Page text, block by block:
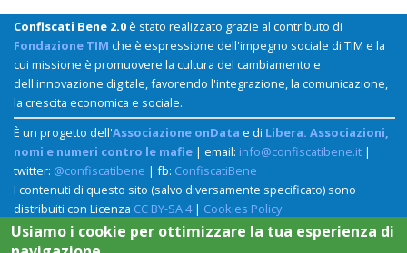
Confiscati Bene 2.0è stato realizzato grazie al contributo di
Fondazione TIM che è espressione dell'impegno sociale di TIM e la
cui missione è promuovere la cultura del cambiamento e
dell'innovazione digitale, favorendo l'integrazione, la comunicazione,
la crescita economica e sociale.
È un progetto dell'Associazione onData e di Libera. Associazioni,
nomi e numeri contro le mafie | email: info@confiscatibene.it |
twitter: @confiscatibene | fb: ConfiscatiBene
I contenuti di questo sito (salvo diversamente specificato) sono
distribuiti con Licenza CC BY-SA 4| Cookies Policy
Usiamo i cookie per ottimizzare la tua esperienza di